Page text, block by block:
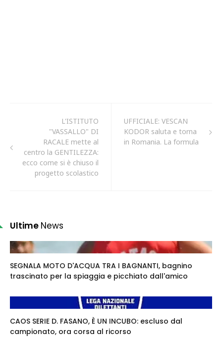
L'ISTITUTO
"VASSALLO" DI
RACALE mette al
centro la GENTILEZZA:
ecco come si è chiuso il
progetto scolastico
UFFICIALE: VESCAN
KODOR saluta e torna
in Romania. La formula
Ultime News
SEGNALA MOTO D'ACQUA TRA I BAGNANTI, bagnino
trascinato per la spiaggia e picchiato dall'amico
CAOS SERIE D. FASANO, È UN INCUBO: escluso dal
campionato, ora corsa al ricorso